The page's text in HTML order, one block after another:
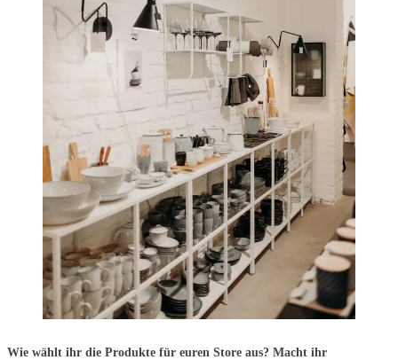
Wie wählt ihr die Produkte für euren Store aus? Macht ihr